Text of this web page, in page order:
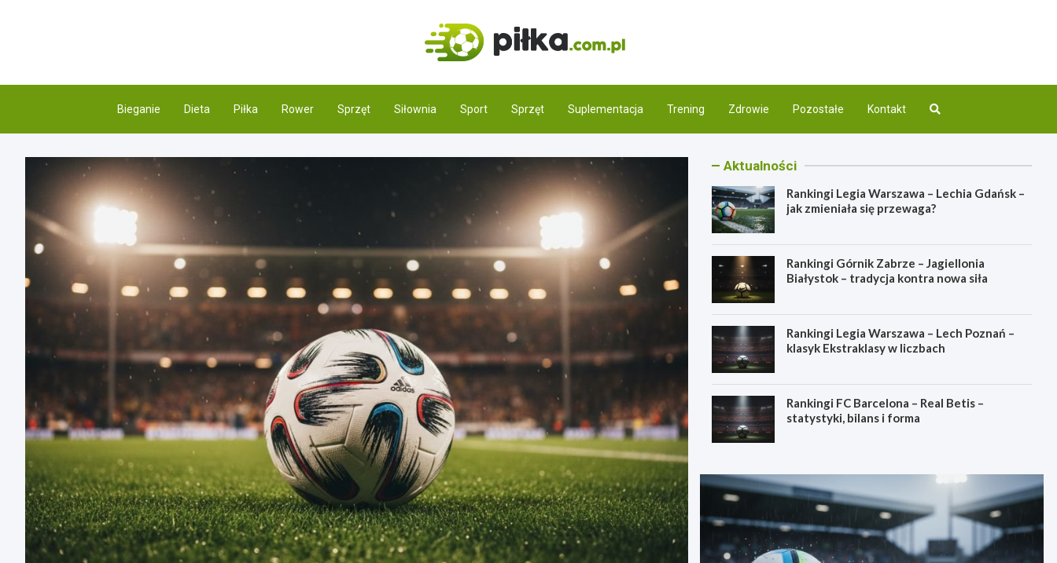
Bieganie Dieta Piłka Rower Sprzęt Siłownia Sport Sprzęt Suplementacja Trening Zdrowie Pozostałe Kontakt
Aktualności
Rankingi Legia Warszawa – Lechia Gdańsk –
jak zmieniała się przewaga?
Rankingi Górnik Zabrze – Jagiellonia
Białystok – tradycja kontra nowa siła
Rankingi Legia Warszawa – Lech Poznań –
klasyk Ekstraklasy w liczbach
Rankingi FC Barcelona – Real Betis –
statystyki, bilans i forma